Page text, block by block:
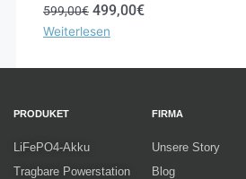
599,00€ 499,00€
Weiterlesen
PRODUKET
LiFePO4-Akku
Tragbare Powerstation
FIRMA
Unsere Story
Blog